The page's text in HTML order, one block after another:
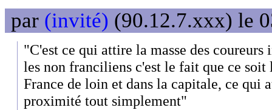
par (invité) (90.12.7.xxx) le
"C'est ce qui attire la masse des
les non franciliens c'est le fait que ce soit
France de loin et dans la capitale, ce qui
proximité tout simplement"